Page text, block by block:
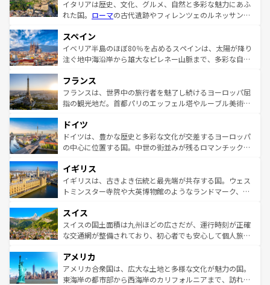
イタリアは歴史、文化、グルメ、自然と多彩な魅力にあふ
れた国。 ローマの古代遺跡やフィレンツェのルネッサンス
ろん、トスカーナの美しい田園風景やアマルフィ海岸の絶
景など、自然景観も見逃せない。観光の合間には、本場の
ピザやパスタなど、絶品のイタリア料理を堪能することも
ませてくれるイタリアで、忘れられない旅をしてみよう！
なお、新着のイタリア情報はコンテンツ一覧 を参照してほ
しい。
スペイン
イベリア半島のほぼ80％を占めるスペインは、太陽が降り
注ぐ地中海沿岸から雄大なピレネー山脈まで、多彩な自然
文化が根付くこの国では、情熱的なフラメンコ、熱気あふ
れる闘牛、そして美味しいタパスが生活の一部となってい
る。首都マドリードの洗練された雰囲気や、バルセロナの
の城塞都市、穏やかなビーチリゾートまで多彩な表情を見
せる。地方によって風土や気候が異なるスペインはその個
性で訪れる人を魅了する。 なお、新着のスペイン情報はコ
フランス
フランスは、世界中の旅行者を魅了し続けるヨーロッパ屈
指の観光地だ。首都パリのエッフェル塔やルーブル美術館
で、幅広い魅力が詰まっている。華麗な宮殿、歴史的な大
聖堂、美しいビーチ、そして豊かな自然が、訪れる者を心
から魅了する。また、フランスは美食の国としても知ら
いる。シャンパンの発祥地であるランス、プロヴァンスの
香り高いラベンダー畑など、多彩な楽しみ方が可能だ。さ
らに、パリ以外の地域にも魅力が溢れており、どの街角に
れる地方に足を運ぶとそれぞれで全く異なる文化を体験で
きるだろう。 なお、新着のフランス情報はコンテンツ一覧
を参照してほしい。
ドイツ
ドイツは、豊かな歴史と多彩な文化が交差するヨーロッパ
の中心に位置する国。中世の街並みが残るロマンチック街
顔を持つこの国は、どこを歩いても飽きることがない。ベ
ルリンの文化的活気、バイエルン州のアルプスの絶景、そ
してライン川沿いのワイン畑といった風景は必見。ビール
は、お酒好きな人にはぜひ体験してほしい。 なお、新着の
ドイツ情報はコンテンツ一覧を参照してほしい。
イギリス
イギリスは、古きよき伝統と最先端が共存する国。ウェス
トミンスター寺院や大英博物館のようなランドマーク、歴
リアごとに異なる魅力がある。また、優雅なアフタヌーン
ティー、ビール好きにはたまらない英国パブ、サッカー観
戦など、本場だからこそできる体験も豊富。イギリスを旅
ンツ一覧を参照してほしい。
スイス
スイスの国土面積は九州ほどの広さだが、運行時刻が正確
な交通網が整備されており、初心者でも安心して個人旅行
の建物がそのまま残る町や、スイスならではのユニークな
博物館もあり、アルプス観光だけでなく町歩きも満喫する
ことができる。国民の所得が高いため物価も高いが、旅行
アメリカ
アメリカ合衆国は、広大な土地と多様な文化が魅力の国。
東海岸の都市部から西海岸のカリフォルニアまで、訪れる